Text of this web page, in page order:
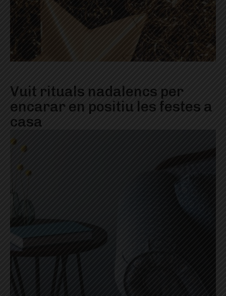
Vuit rituals nadalencs per
encarar en positiu les festes a
casa